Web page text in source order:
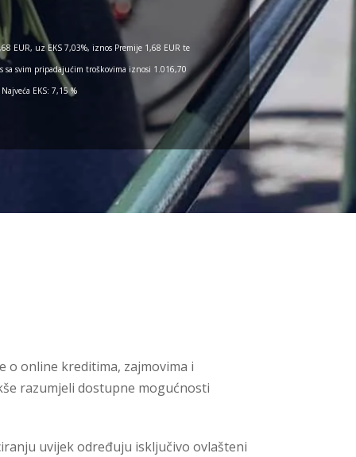
EUR, uz EKS 7,03%, iznos Premije 1,68 EUR te
sa svim pripadajućim troškovima iznosi 1.016,70
EKS: 7,15 %
o online kreditima, zajmovima i
razumjeli dostupne mogućnosti
uvijek određuju isključivo ovlašteni